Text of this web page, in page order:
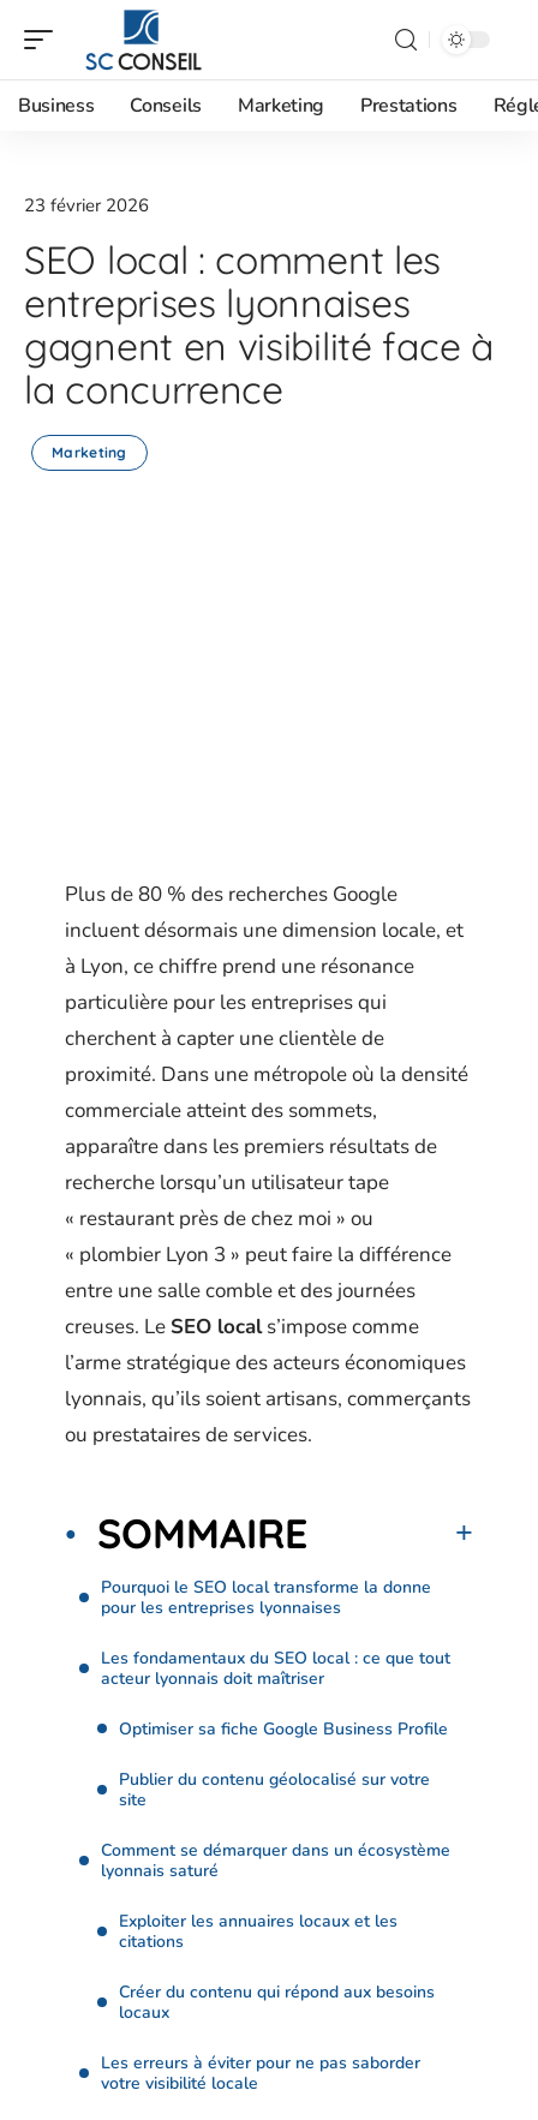
Business Conseils Marketing Prestations
23 février 2026
SEO local : comment les
entreprises lyonnaises
gagnent en visibilité face à
la concurrence
Marketing
Plus de 80 % des recherches Google
incluent désormais une dimension locale, et
à Lyon, ce chiffre prend une résonance
particulière pour les entreprises qui
cherchent à capter une clientèle de
proximité. Dans une métropole où la densité
commerciale atteint des sommets,
apparaître dans les premiers résultats de
recherche lorsqu’un utilisateur tape
« restaurant près de chez moi » ou
« plombier Lyon 3 » peut faire la différence
entre une salle comble et des journées
creuses. Le SEO locals’impose comme
l’arme stratégique des acteurs économiques
lyonnais, qu’ils soient artisans, commerçants
ou prestataires de services.
SOMMAIRE
Pourquoi le SEO local transforme la donne
pour les entreprises lyonnaises
Les fondamentaux du SEO local : ce que tout
acteur lyonnais doit maîtriser
Optimiser sa fiche Google Business Profile
Publier du contenu géolocalisé sur votre
site
Comment se démarquer dans un écosystème
lyonnais saturé
Exploiter les annuaires locaux et les
citations
Créer du contenu qui répond aux besoins
locaux
Les erreurs à éviter pour ne pas saborder
votre visibilité locale